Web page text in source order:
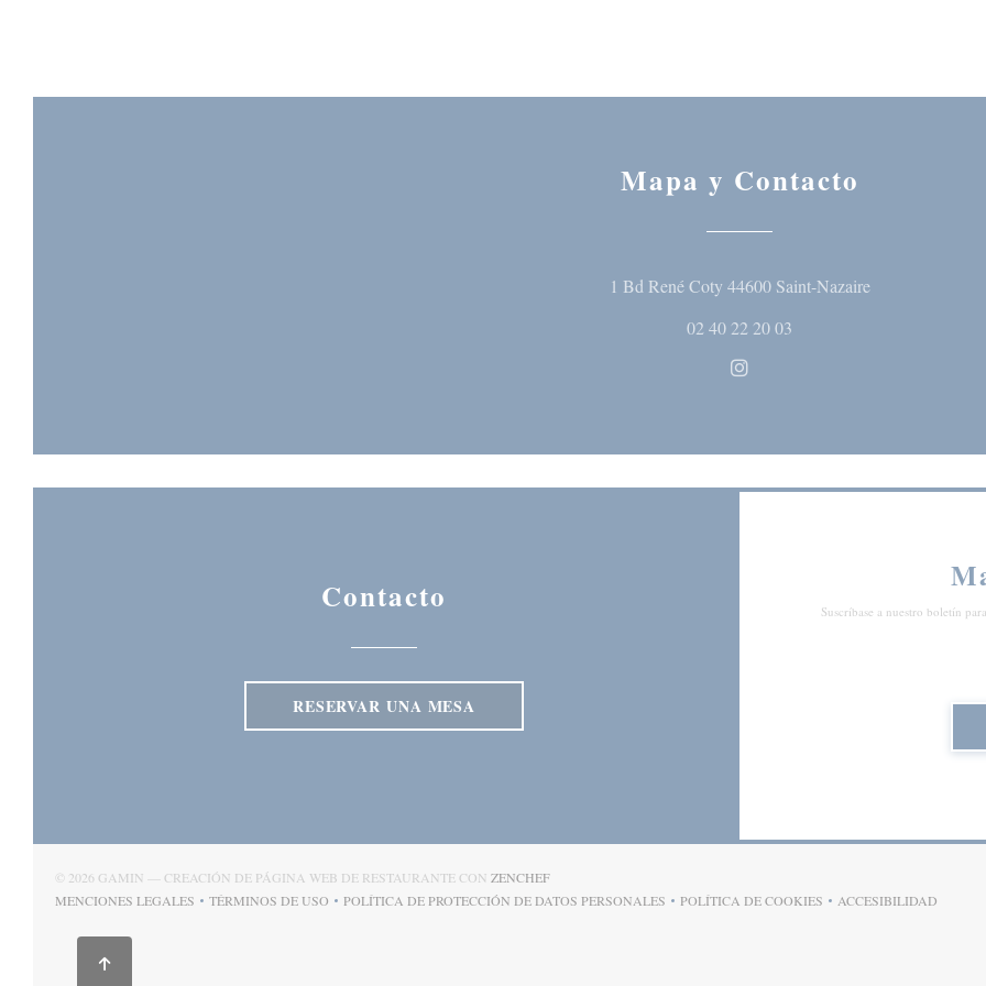
Mapa y Contacto
1 Bd René Coty 44600 Saint-Nazaire((abre en una
02 40 22 20 03
Instagram ((abre en una nueva
Contacto
RESERVAR UNA MESA
Suscríbase a nuestro boletín
© 2026 GAMIN — CREACIÓN DE PÁGINA WEB DE RESTAURANTE CON ZENCHEF((ABRE EN UNA NUEVA VENTANA))
MENCIONES LEGALES
((ABRE EN UNA NUEVA VENTANA))
TÉRMINOS DE USO
((ABRE EN UNA NUEVA VENTANA))
POLÍTICA DE PROTECCIÓN DE DATOS PERSONALES
((ABRE EN UNA NUEVA VENTANA))
POLÍTICA DE COOKIES
((ABRE EN UNA NUEVA VENTANA))
ACCESIBILIDAD
((ABRE EN UNA